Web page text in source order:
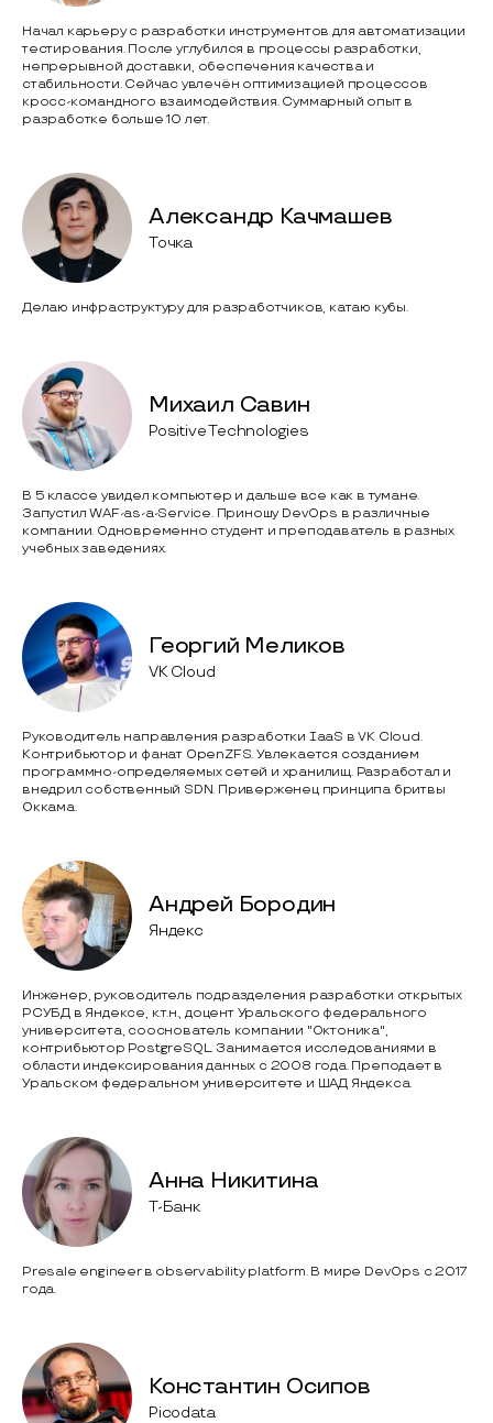
Начал карьеру с разработки инструментов для автоматизации
тестирования. После углубился в процессы разработки,
непрерывной доставки, обеспечения качества и
стабильности. Сейчас увлечён оптимизацией процессов
кросс-командного взаимодействия. Суммарный опыт в
разработке больше 10 лет.
Александр Качмашев
Точка
Делаю инфраструктуру для разработчиков, катаю кубы.
Михаил Савин
Positive Technologies
В 5 классе увидел компьютер и дальше все как в тумане.
Запустил WAF-as-a-Service. Приношу DevOps в различные
компании. Одновременно студент и преподаватель в разных
учебных заведениях.
Георгий Меликов
VK Cloud
Руководитель направления разработки IaaS в VK Cloud.
Контрибьютор и фанат OpenZFS. Увлекается созданием
программно-определяемых сетей и хранилищ. Разработал и
внедрил собственный SDN. Приверженец принципа бритвы
Оккама.
Андрей Бородин
Яндекс
Инженер, руководитель подразделения разработки открытых
РСУБД в Яндексе, к.т.н., доцент Уральского федерального
университета, сооснователь компании "Октоника",
контрибьютор PostgreSQL. Занимается исследованиями в
области индексирования данных с 2008 года. Преподает в
Уральском федеральном университете и ШАД Яндекса.
Анна Никитина
Т-Банк
Presale engineer в observability platform. В мире DevOps c 2017
года.
Константин Осипов
Picodata